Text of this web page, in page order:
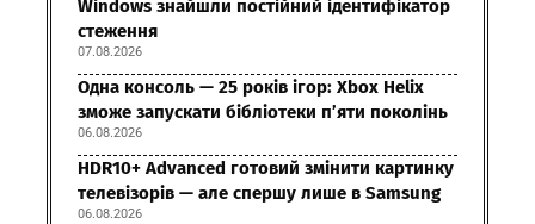
Windows знайшли постійний ідентифікатор
стеження
07.08.2026
Одна консоль — 25 років ігор: Xbox Helix
зможе запускати бібліотеки п’яти поколінь
06.08.2026
HDR10+ Advanced готовий змінити картинку
телевізорів — але спершу лише в Samsung
06.08.2026